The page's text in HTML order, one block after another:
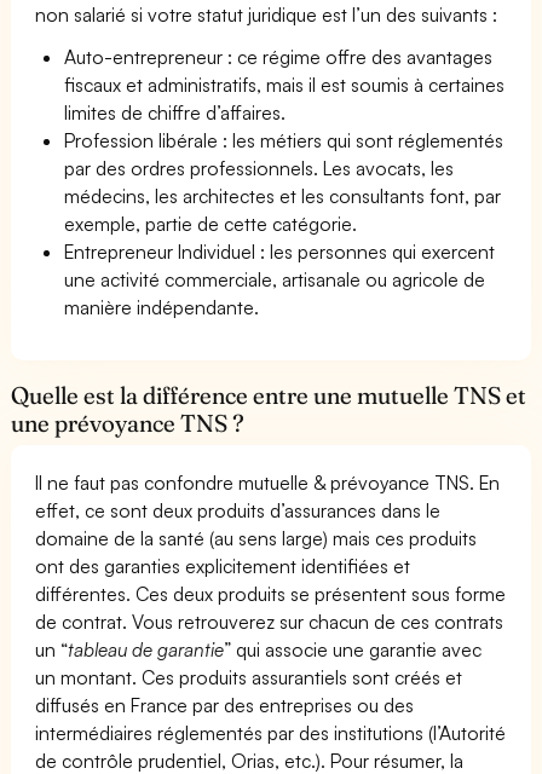
non salarié si votre statut juridique est l’un des suivants :
Auto-entrepreneur : ce régime offre des avantages
fiscaux et administratifs, mais il est soumis à certaines
limites de chiffre d’affaires.
Profession libérale : les métiers qui sont réglementés
par des ordres professionnels. Les avocats, les
médecins, les architectes et les consultants font, par
exemple, partie de cette catégorie.
Entrepreneur Individuel : les personnes qui exercent
une activité commerciale, artisanale ou agricole de
manière indépendante.
Quelle est la différence entre une mutuelle TNS et
une prévoyance TNS ?
Il ne faut pas confondre mutuelle & prévoyance TNS. En
effet, ce sont deux produits d’assurances dans le
domaine de la santé (au sens large) mais ces produits
ont des garanties explicitement identifiées et
différentes. Ces deux produits se présentent sous forme
de contrat. Vous retrouverez sur chacun de ces contrats
un “tableau de garantie” qui associe une garantie avec
un montant. Ces produits assurantiels sont créés et
diffusés en France par des entreprises ou des
intermédiaires réglementés par des institutions (l’Autorité
de contrôle prudentiel, Orias, etc.). Pour résumer, la